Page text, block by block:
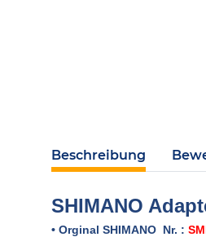
Beschreibung
SHIMANO
• Orginal SHIMANO Nr. :